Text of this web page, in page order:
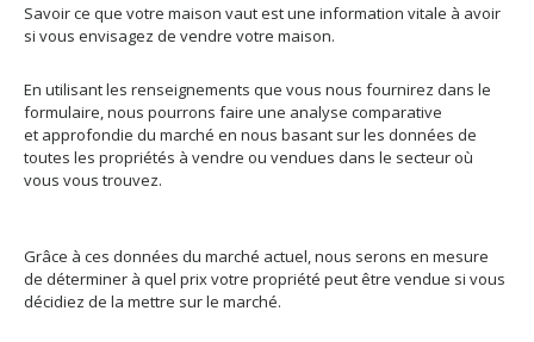
Savoir ce que votre maison vaut est une information vitale à avoir
si vous envisagez de vendre votre maison.
En utilisant les renseignements que vous nous fournirez dans le
formulaire, nous pourrons faire une analyse comparative
et approfondie du marché en nous basant sur les données de
toutes les propriétés à vendre ou vendues dans le secteur où
vous vous trouvez.
Grâce à ces données du marché actuel, nous serons en mesure
de déterminer à quel prix votre propriété peut être vendue si vous
décidiez de la mettre sur le marché.